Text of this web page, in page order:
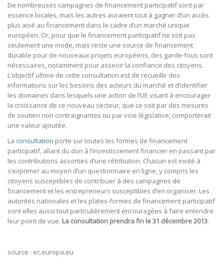
De nombreuses campagnes de financement participatif sont par
essence locales, mais les autres auraient tout à gagner d’un accès
plus aisé au financement dans le cadre d’un marché unique
européen. Or, pour que le financement participatif ne soit pas
seulement une mode, mais reste une source de financement
durable pour de nouveaux projets européens, des garde-fous sont
nécessaires, notamment pour asseoir la confiance des citoyens.
L’objectif ultime de cette consultation est de recueillir des
informations sur les besoins des acteurs du marché et d’identifier
les domaines dans lesquels une action de l’UE visant à encourager
la croissance de ce nouveau secteur, que ce soit par des mesures
de soutien non contraignantes ou par voie législative, comporterait
une valeur ajoutée.
La consultation porte sur toutes les formes de financement
participatif, allant du don à l’investissement financier en passant par
les contributions assorties d’une rétribution. Chacun est invité à
s’exprimer au moyen d’un questionnaire en ligne, y compris les
citoyens susceptibles de contribuer à des campagnes de
financement et les entrepreneurs susceptibles d’en organiser. Les
autorités nationales et les plates-formes de financement participatif
sont elles aussi tout particulièrement encouragées à faire entendre
leur point de vue. La consultation prendra fin le 31 décembre 2013.
source : ec.europa.eu